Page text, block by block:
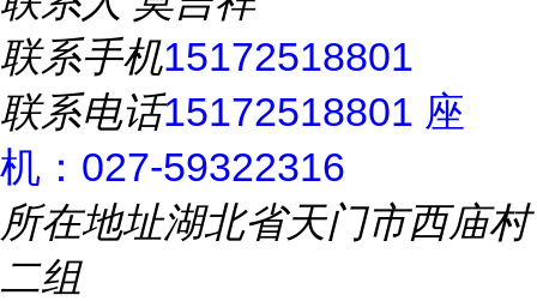
联系手机15172518801
联系电话15172518801 座
机：027-59322316
所在地址湖北省天门市西庙村
二组